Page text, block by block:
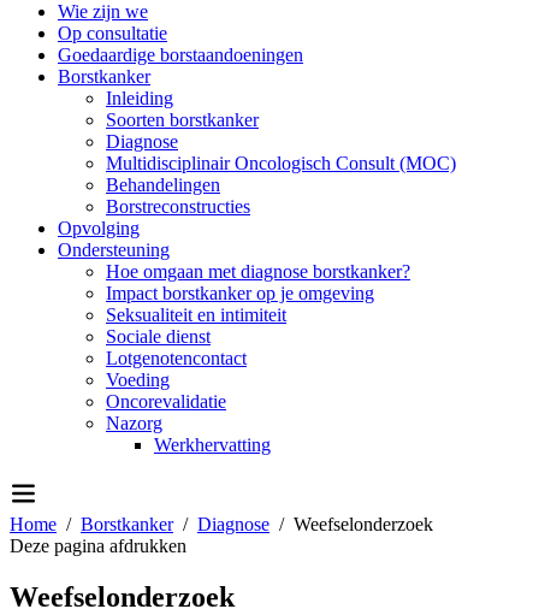
Wie zijn we
Op consultatie
Goedaardige borstaandoeningen
Borstkanker
Inleiding
Soorten borstkanker
Diagnose
Multidisciplinair Oncologisch Consult (MOC)
Behandelingen
Borstreconstructies
Opvolging
Ondersteuning
Hoe omgaan met diagnose borstkanker?
Impact borstkanker op je omgeving
Seksualiteit en intimiteit
Sociale dienst
Lotgenotencontact
Voeding
Oncorevalidatie
Nazorg
Werkhervatting
Home Borstkanker Diagnose
Weefselonderzoek
Deze pagina afdrukken
Weefselonderzoek